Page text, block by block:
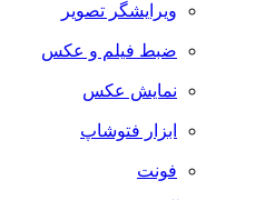
ویرایشگر تصویر
ضبط فيلم و عكس
نمایش عکس
ابزار فتوشاپ
فونت